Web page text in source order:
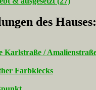
des Hauses: